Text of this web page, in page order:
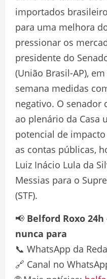
importados
para uma melhora
pressionar os
presidente do
(União Brasil-AP),
semana medidas
negativo. O senador
ao plenário da Casa
potencial de
as contas públicas,
Luiz Inácio Lula da
Messias para o
(STF).
📢 Belford Roxo
nunca para
📞 WhatsApp da
🔗 Canal no